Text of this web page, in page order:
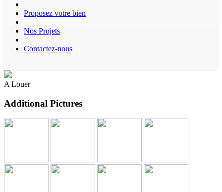
Proposez votre bien
Nos Projets
Contactez-nous
A Louer
Additional Pictures